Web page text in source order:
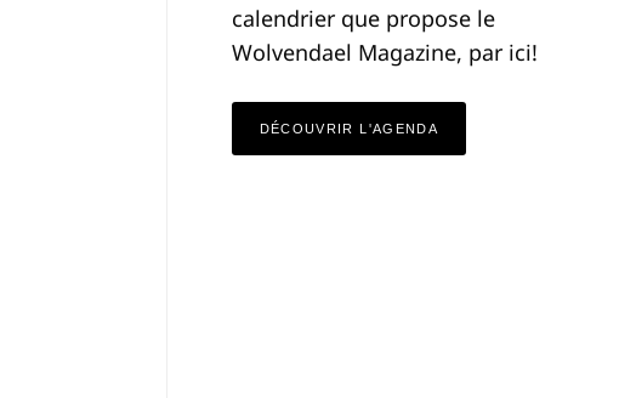
calendrier que propose le
Wolvendael Magazine, par ici!
DÉCOUVRIR L'AGENDA